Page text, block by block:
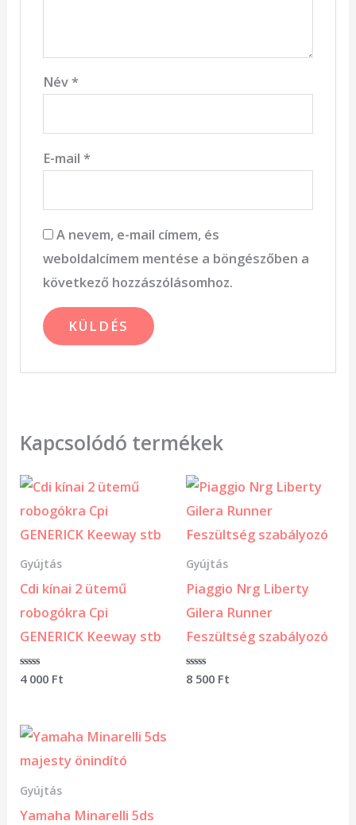
Név*
E-mail *
A nevem, e-mail címem, és
weboldalcímem mentése a böngészőben a
következő hozzászólásomhoz.
Kapcsolódó termékek
Gyújtás
Cdi kínai 2 ütemű
robogókra Cpi
GENERICK Keeway stb
Értékelés:
4 000 Ft
Gyújtás
Piaggio Nrg Liberty
Gilera Runner
Feszültség szabályozó
Értékelés:
8 500 Ft
Gyújtás
Yamaha Minarelli 5ds